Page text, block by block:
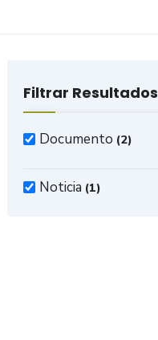
Filtrar Resultados
Documento (2)
Noticia (1)